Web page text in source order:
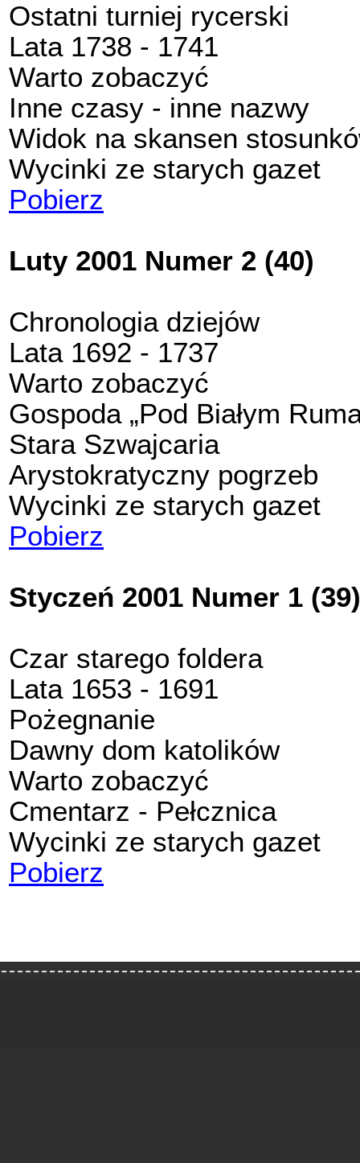
Ostatni turniej rycerski
Lata 1738 - 1741
Warto zobaczyć
Inne czasy - inne nazwy
Widok na skansen
Wycinki ze starych gazet
Pobierz
Luty 2001 Numer 2 (40)
Chronologia dziejów
Lata 1692 - 1737
Warto zobaczyć
Gospoda „Pod Białym
Stara Szwajcaria
Arystokratyczny pogrzeb
Wycinki ze starych gazet
Pobierz
Styczeń 2001 Numer 1 (39)
Czar starego foldera
Lata 1653 - 1691
Pożegnanie
Dawny dom katolików
Warto zobaczyć
Cmentarz - Pełcznica
Wycinki ze starych gazet
Pobierz